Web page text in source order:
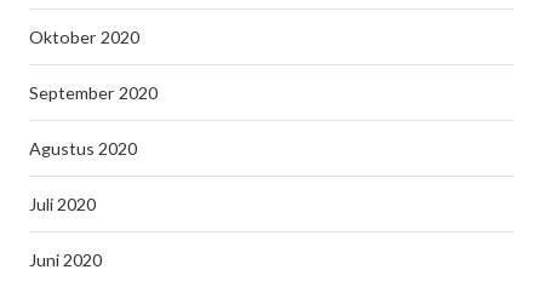
Oktober 2020
September 2020
Agustus 2020
Juli 2020
Juni 2020